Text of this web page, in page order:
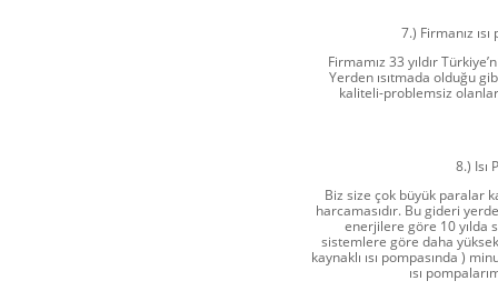
7.) Firmanız
Firmamız 33 yıldır
Yerden ısıtmada olduğu
kaliteli-problemsiz
8.) Isı
Biz size çok büyük paralar
harcamasıdır. Bu gideri
enerjilere göre 10 yılda
sistemlere göre daha
kaynaklı ısı pompasında )
ısı